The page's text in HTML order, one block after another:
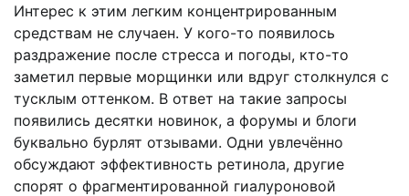
Интерес к этим легким концентрированным
средствам не случаен. У кого-то появилось
раздражение после стресса и погоды, кто-то
заметил первые морщинки или вдруг столкнулся с
тусклым оттенком. В ответ на такие запросы
появились десятки новинок, а форумы и блоги
буквально бурлят отзывами. Одни увлечённо
обсуждают эффективность ретинола, другие
спорят о фрагментированной гиалуроновой